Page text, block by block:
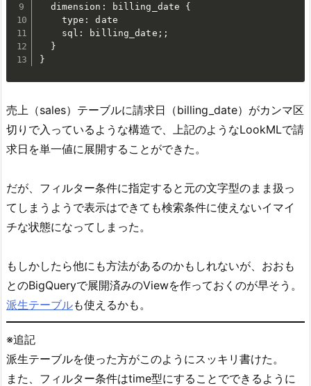
  dimension: billing_date {
    type: date
    sql: billing_date;;
  }
}
売上（sales）テーブルに請求日（billing_date）がカンマ区
切りで入っているような構造で、上記のようなLookMLで請
求日を単一値に展開することができた。
だが、フィルター条件に指定すると元の文字型のまま扱っ
てしまうようで表示はできても検索条件に使えないイマイ
チな状態になってしまった。
もしかしたら他にも方法があるのかもしれないが、おおも
とのBigQueryで展開済みのViewを作っておくのが早そう。
派生テーブルも使えるかも。
※追記
派生テーブルを使った方がこのようにスッキリ書けた。
また、フィルター条件はtime型にすることでできるように